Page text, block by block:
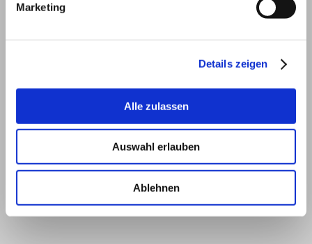
Marketing
Details zeigen
Alle zulassen
Auswahl erlauben
Ablehnen
Kontaktformular eingegebenen
verarbeitet und genutzt werden. Mir
Pflichtfelder.